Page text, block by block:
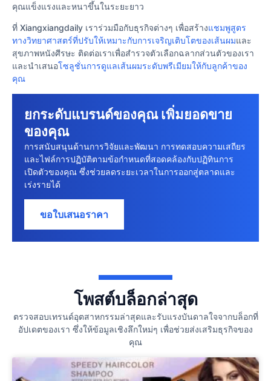
คุณแข็งแรงและหนาขึ้นในระยะยาว
ที่ Xiangxiangdaily เราร่วมมือกับธุรกิจต่างๆ เพื่อสร้างแชมพูสูตร
ทางวิทยาศาสตร์ที่ปรับให้เหมาะกับการเจริญเติบโตของเส้นผมและ
สุขภาพหนังศีรษะ ติดต่อเราเพื่อสํารวจตัวเลือกฉลากส่วนตัวของเรา
และนําเสนอโซลูชั่นการดูแลเส้นผมระดับพรีเมียมให้กับลูกค้าของ
คุณ
ยกระดับแบรนด์ของคุณ เพิ่มยอดขาย
ของคุณ
การสนับสนุนด้านการวิจัยและพัฒนา การทดสอบความเสถียร
และไฟล์การปฏิบัติตามข้อกําหนดที่สอดคล้องกับปฏิทินการ
เปิดตัวของคุณ ซึ่งช่วยลดระยะเวลาในการออกสู่ตลาดและ
เร่งรายได้
ขอใบเสนอราคา
โพสต์บล็อกล่าสุด
ตรวจสอบเทรนด์อุตสาหกรรมล่าสุดและรับแรงบันดาลใจจากบล็อกที่
อัปเดตของเรา ซึ่งให้ข้อมูลเชิงลึกใหม่ๆ เพื่อช่วยส่งเสริมธุรกิจของ
คุณ